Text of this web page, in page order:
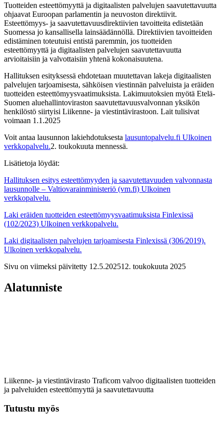
Tuotteiden esteettömyyttä ja digitaalisten palvelujen saavutettavuutta
ohjaavat Euroopan parlamentin ja neuvoston direktiivit.
Esteettömyys- ja saavutettavuusdirektiivien tavoitteita edistetään
Suomessa jo kansallisella lainsäädännöllä. Direktiivien tavoitteiden
edistäminen toteutuisi entistä paremmin, jos tuotteiden
esteettömyyttä ja digitaalisten palvelujen saavutettavuutta
arvioitaisiin ja valvottaisiin yhtenä kokonaisuutena.
Hallituksen esityksessä ehdotetaan muutettavan lakeja digitaalisten
palvelujen tarjoamisesta, sähköisen viestinnän palveluista ja eräiden
tuotteiden esteettömyysvaatimuksista. Lakimuutoksien myötä Etelä-
Suomen aluehallintoviraston saavutettavuusvalvonnan yksikön
henkilöstö siirtyisi Liikenne- ja viestintävirastoon. Lait tulisivat
voimaan 1.1.2025
Voit antaa lausunnon lakiehdotuksesta lausuntopalvelu.fi Ulkoinen
verkkopalvelu.2. toukokuuta mennessä.
Lisätietoja löydät:
Hallituksen esitys esteettömyyden ja saavutettavuuden valvonnasta
lausunnolle – Valtiovarainministeriö (vm.fi) Ulkoinen
verkkopalvelu.
Laki eräiden tuotteiden esteettömyysvaatimuksista Finlexissä
(102/2023) Ulkoinen verkkopalvelu.
Laki digitaalisten palvelujen tarjoamisesta Finlexissä (306/2019).
Ulkoinen verkkopalvelu.
Sivu on viimeksi päivitetty 12.5.202512. toukokuuta 2025
Alatunniste
Liikenne- ja viestintävirasto Traficom valvoo digitaalisten tuotteiden
ja palveluiden esteettömyyttä ja saavutettavuutta
Tutustu myös